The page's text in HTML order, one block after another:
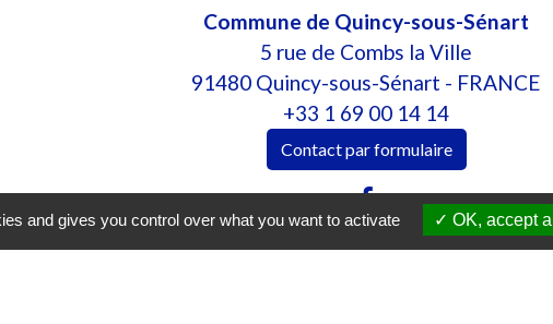
Commune de Quincy-sous-Sénart
5 rue de Combs la Ville
91480 Quincy-sous-Sénart - FRANCE
+33 1 69 00 14 14
Contact par formulaire
and gives you control over what you want to activate OK, accept all